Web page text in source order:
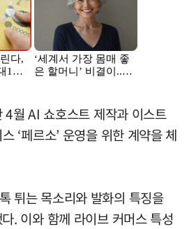
4월 AI 쇼호스트 제작과 이스트
‘페르소’ 운영을 위한 계약을 체
튀는 목소리와 발화의 특징을
. 이와 함께 라이브 커머스 특성